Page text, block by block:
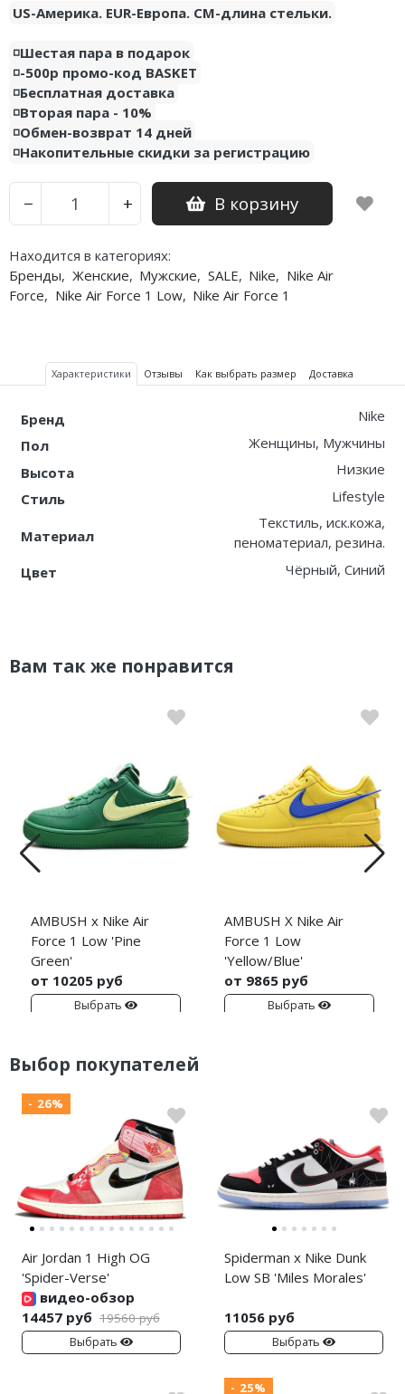
US-Америка. EUR-Европа. CM-длина стельки.
◽️Шестая пара в подарок
◽️-500р промо-код BASKET
◽️Бесплатная доставка
◽️Вторая пара - 10%
◽️Обмен-возврат 14 дней
◽️Накопительные скидки за регистрацию
− + В корзину
Находится в категориях:
Бренды, Женские, Мужские, SALE, Nike, Nike Air
Force, Nike Air Force 1 Low, Nike Air Force 1
Характеристики Отзывы Как выбрать размер Доставка
Бренд
Nike
Пол
Женщины, Мужчины
Высота
Низкие
Стиль
Lifestyle
Материал
Текстиль, иск.кожа,
пеноматериал, резина.
Цвет
Чёрный, Синий
Вам так же понравится
AMBUSH x Nike Air
Force 1 Low 'Pine
Green'
от 10205 руб
Выбрать
AMBUSH X Nike Air
Force 1 Low
'Yellow/Blue'
от 9865 руб
Выбрать
Выбор покупателей
- 26%
Air Jordan 1 High OG
'Spider-Verse'
видео-обзор
14457 руб 19560 руб
Выбрать
Spiderman x Nike Dunk
Low SB 'Miles Morales'
11056 руб
Выбрать
- 25%
Air Jordan 13
Air Jordan 14
Air Jordan 15
Air Jordan 23
Nike Book
Nike LeBron
Nike Kyrie
Nike Freak
Nike PG
Nike Kobe
Nike Uptempo